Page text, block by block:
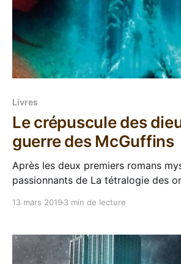
Livres
Le crépuscule des
guerre des McGuffins
Après les deux premiers romans
passionnants de La tétralogie des
dernières pages redressaient un peu
13 mars 2019 3 min de lecture